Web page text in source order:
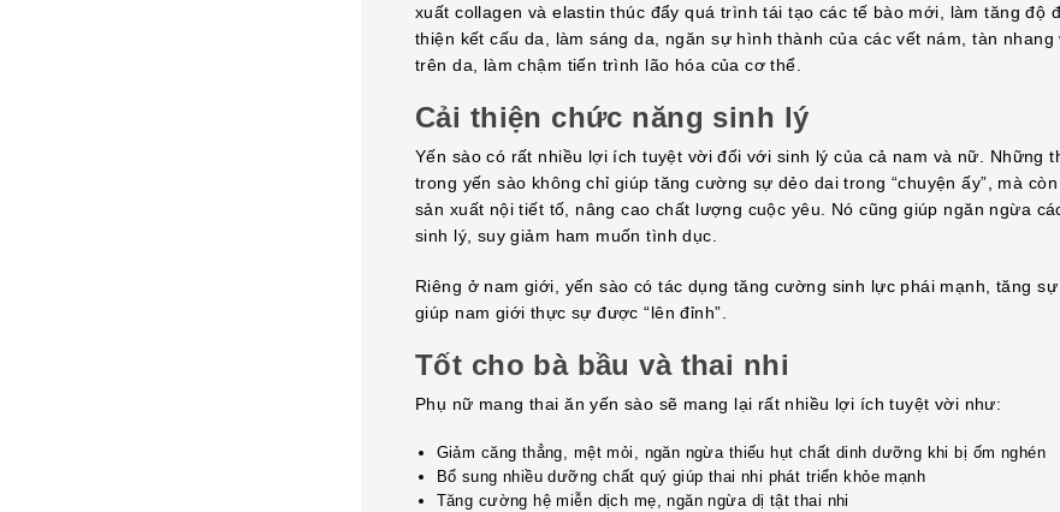
xuất collagen và elastin thúc đẩy quá trình tái tạo các tế bào mới, làm tăng độ
thiện kết cấu da, làm sáng da, ngăn sự hình thành của các vết nám, tàn nhang
trên da, làm chậm tiến trình lão hóa của cơ thể.
Cải thiện chức năng sinh lý
Yến sào có rất nhiều lợi ích tuyệt vời đối với sinh lý của cả nam và nữ. Những
trong yến sào không chỉ giúp tăng cường sự dẻo dai trong “chuyện ấy”, mà
sản xuất nội tiết tố, nâng cao chất lượng cuộc yêu. Nó cũng giúp ngăn ngừa
sinh lý, suy giảm ham muốn tình dục.
Riêng ở nam giới, yến sào có tác dụng tăng cường sinh lực phái mạnh, tăng sự
giúp nam giới thực sự được “lên đỉnh”.
Tốt cho bà bầu và thai nhi
Phụ nữ mang thai ăn yến sào sẽ mang lại rất nhiều lợi ích tuyệt vời như:
Giảm căng thẳng, mệt mỏi, ngăn ngừa thiếu hụt chất dinh dưỡng khi bị ốm nghén
Bổ sung nhiều dưỡng chất quý giúp thai nhi phát triển khỏe mạnh
Tăng cường hệ miễn dịch mẹ, ngăn ngừa dị tật thai nhi